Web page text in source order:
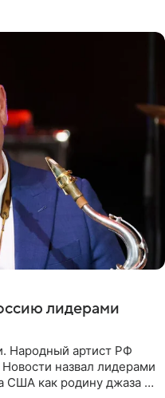
лидерами
Народный артист РФ
назвал лидерами
США как родину джаза и